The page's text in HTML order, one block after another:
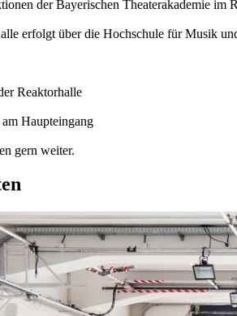
der Bayerischen Theaterakademie
erfolgt über die Hochschule für Musik
Reaktorhalle
Haupteingang
gern weiter.